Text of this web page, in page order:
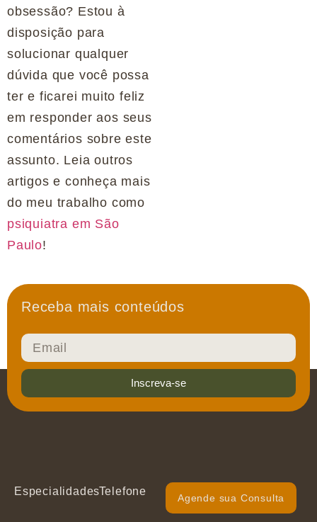
obsessão? Estou à
disposição para
solucionar qualquer
dúvida que você possa
ter e ficarei muito feliz
em responder aos seus
comentários sobre este
assunto. Leia outros
artigos e conheça mais
do meu trabalho como
psiquiatra em São
Paulo!
Receba mais conteúdos
Inscreva-se
EspecialidadesTelefone
Agende sua Consulta